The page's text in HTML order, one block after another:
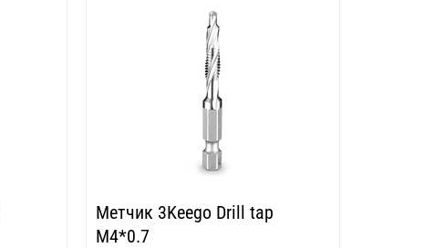
Метчик 3Keego Drill tap
M4*0.7